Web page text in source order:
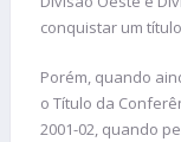
conquistar um
Porém, quando
o Título da
2001-02, quando